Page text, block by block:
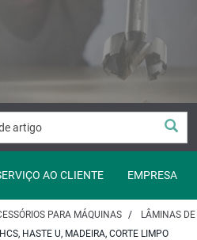
AO CLIENTE EMPRESA
PARA MÁQUINAS LÂMINAS DE
HASTE U, MADEIRA, CORTE LIMPO